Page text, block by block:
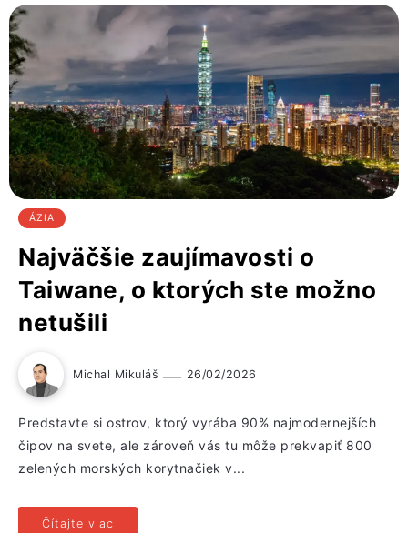
ÁZIA
Najväčšie zaujímavosti o
Taiwane, o ktorých ste možno
netušili
Michal Mikuláš 26/02/2026
Predstavte si ostrov, ktorý vyrába 90% najmodernejších
čipov na svete, ale zároveň vás tu môže prekvapiť 800
zelených morských korytnačiek v...
Čítajte viac